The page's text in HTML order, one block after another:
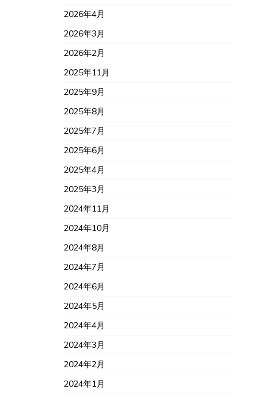
2026年4月
2026年3月
2026年2月
2025年11月
2025年9月
2025年8月
2025年7月
2025年6月
2025年4月
2025年3月
2024年11月
2024年10月
2024年8月
2024年7月
2024年6月
2024年5月
2024年4月
2024年3月
2024年2月
2024年1月